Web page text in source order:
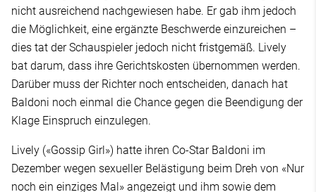
nicht ausreichend nachgewiesen habe. Er gab ihm jedoch
die Möglichkeit, eine ergänzte Beschwerde einzureichen –
dies tat der Schauspieler jedoch nicht fristgemäß. Lively
bat darum, dass ihre Gerichtskosten übernommen werden.
Darüber muss der Richter noch entscheiden, danach hat
Baldoni noch einmal die Chance gegen die Beendigung der
Klage Einspruch einzulegen.
Lively («Gossip Girl») hatte ihren Co-Star Baldoni im
Dezember wegen sexueller Belästigung beim Dreh von «Nur
noch ein einziges Mal» angezeigt und ihm sowie dem